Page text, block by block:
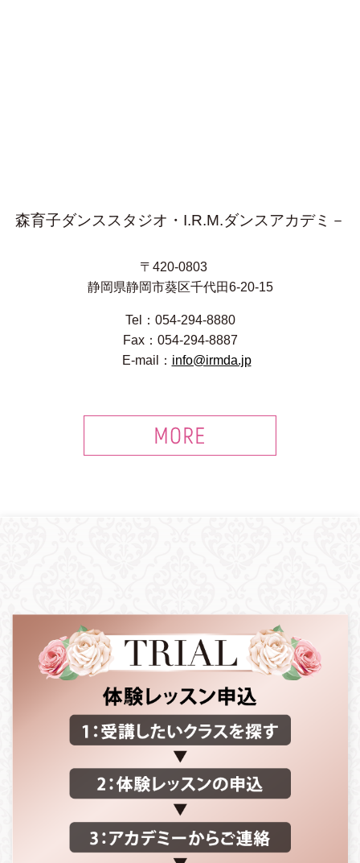
森育子ダンススタジオ・I.R.M.ダンスアカデミ－
〒420-0803
静岡県静岡市葵区千代田6-20-15
Tel：054-294-8880
Fax：054-294-8887
E-mail： info@irmda.jp